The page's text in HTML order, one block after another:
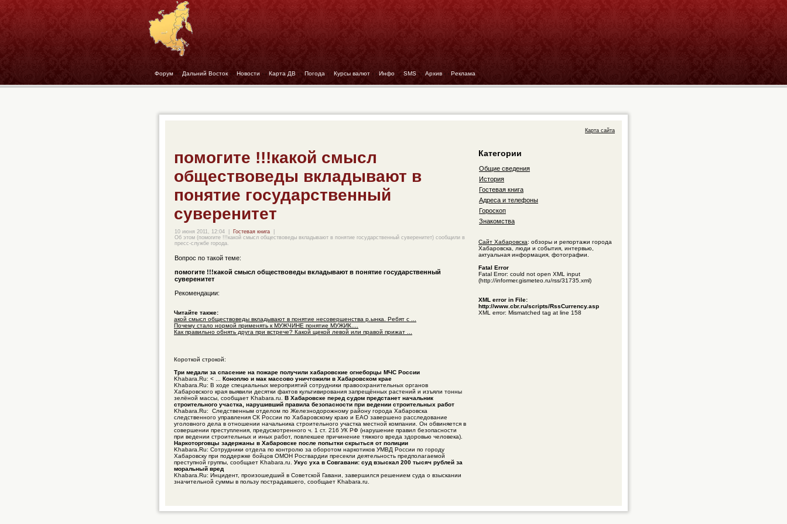
Форум - - Дальний Восток- - Новости - - Карта ДВ - - Погода - - Курсы валют - - Инфо - - SMS - - Архив - - Реклама
Карта сайта
помогите !!!какой смысл
обществоведы вкладывают в
понятие государственный
суверенитет
10 июня 2011, 12:04 Гостевая книга
Об этом (помогите !!!какой смысл обществоведы вкладывают в понятие государственный суверенитет) сообщили в
пресс-службе города.
Вопрос по такой теме:
помогите !!!какой смысл обществоведы вкладывают в понятие государственный
суверенитет
Рекомендации:
Читайте также:
акой смысл обществоведы вкладывают в понятие несовершенства р.ынка. Ребят с ...
Почему стало нормой применять к МУЖЧИНЕ понятие МУЖИК....
Как правильно обнять друга при встрече? Какой щекой левой или правой прижат ...
Короткой строкой:
Три медали за спасение на пожаре получили хабаровские огнеборцы МЧС России
Khabara.Ru: < ... Коноплю и мак массово уничтожили в Хабаровском крае
Khabara.Ru: В ходе специальных мероприятий сотрудники правоохранительных органов
Хабаровского края выявили десятки фактов культивирования запрещённых растений и изъяли тонны
зелёной массы, сообщает Khabara.ru. В Хабаровске перед судом предстанет начальник
строительного участка, нарушивший правила безопасности при ведении строительных работ
Khabara.Ru: Следственным отделом по Железнодорожному району города Хабаровска
следственного управления СК России по Хабаровскому краю и ЕАО завершено расследование
уголовного дела в отношении начальника строительного участка местной компании. Он обвиняется в
совершении преступления, предусмотренного ч. 1 ст. 216 УК РФ (нарушение правил безопасности
при ведении строительных и иных работ, повлекшее причинение тяжкого вреда здоровью человека).
Наркоторговцы задержаны в Хабаровске после попытки скрыться от полиции
Khabara.Ru: Сотрудники отдела по контролю за оборотом наркотиков УМВД России по городу
Хабаровску при поддержке бойцов ОМОН Росгвардии пресекли деятельность предполагаемой
преступной группы, сообщает Khabara.ru. Укус уха в Совгавани: суд взыскал 200 тысяч рублей за
моральный вред
Khabara.Ru: Инцидент, произошедший в Советской Гавани, завершился решением суда о взыскании
значительной суммы в пользу пострадавшего, сообщает Khabara.ru.
Категории
Общие сведения
История
Гостевая книга
Адреса и телефоны
Гороскоп
Знакомства
Сайт Хабаровска: обзоры и репортажи города
Хабаровска, люди и события, интервью,
актуальная информация, фотографии.
Fatal Error
Fatal Error: could not open XML input
(http://informer.gismeteo.ru/rss/31735.xml)
XML error in File:
http://www.cbr.ru/scripts/RssCurrency.asp
XML error: Mismatched tag at line 158